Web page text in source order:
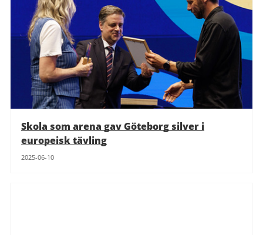
Skola som arena gav Göteborg silver i
europeisk tävling
2025-06-10